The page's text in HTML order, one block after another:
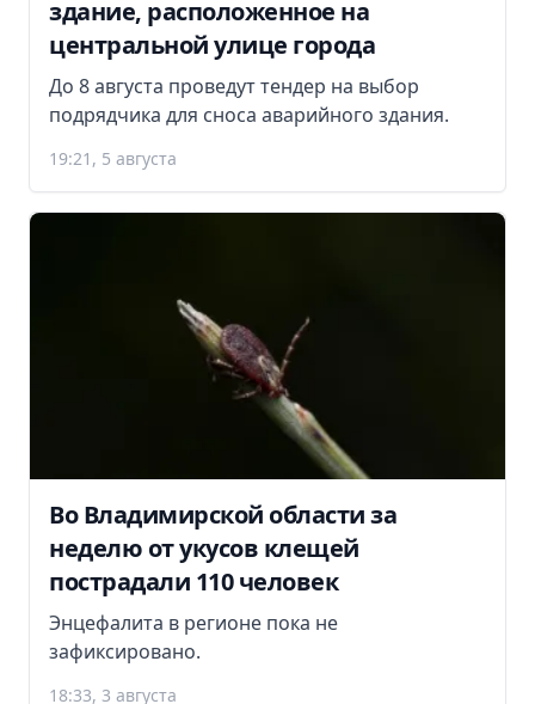
здание, расположенное на
центральной улице города
До 8 августа проведут тендер на выбор
подрядчика для сноса аварийного здания.
19:21, 5 августа
Во Владимирской области за
неделю от укусов клещей
пострадали 110 человек
Энцефалита в регионе пока не
зафиксировано.
18:33, 3 августа